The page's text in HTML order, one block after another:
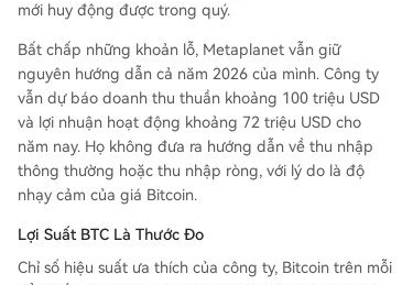
mới huy động được trong quý.
Bất chấp những khoản lỗ, Metaplanet vẫn giữ
nguyên hướng dẫn cả năm 2026 của mình. Công ty
vẫn dự báo doanh thu thuần khoảng 100 triệu USD
và lợi nhuận hoạt động khoảng 72 triệu USD cho
năm nay. Họ không đưa ra hướng dẫn về thu nhập
thông thường hoặc thu nhập ròng, với lý do là độ
nhạy cảm của giá Bitcoin.
Lợi Suất BTC Là Thước Đo
Chỉ số hiệu suất ưa thích của công ty, Bitcoin trên mỗi